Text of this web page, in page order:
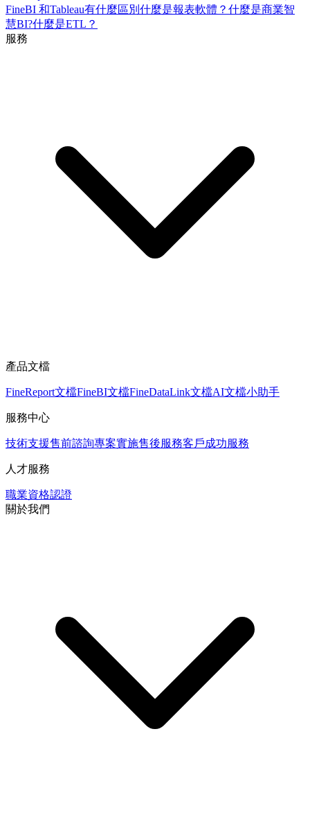
FineBI 和Tableau有什麼區別 什麼是報表軟體？ 什麼是商業智
慧BI?什麼是ETL？
服務
產品文檔
FineReport文檔FineBI文檔FineDataLink文檔AI文檔小助手
服務中心
技術支援售前諮詢專案實施售後服務客戶成功服務
人才服務
職業資格認證
關於我們